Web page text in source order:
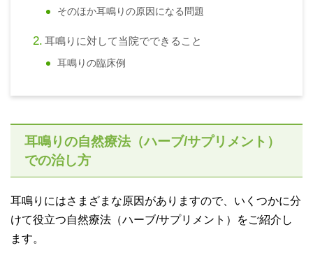
そのほか耳鳴りの原因になる問題
耳鳴りに対して当院でできること
耳鳴りの臨床例
耳鳴りの自然療法（ハーブ/サプリメント）
での治し方
耳鳴りにはさまざまな原因がありますので、いくつかに分
けて役立つ自然療法（ハーブ/サプリメント）をご紹介し
ます。